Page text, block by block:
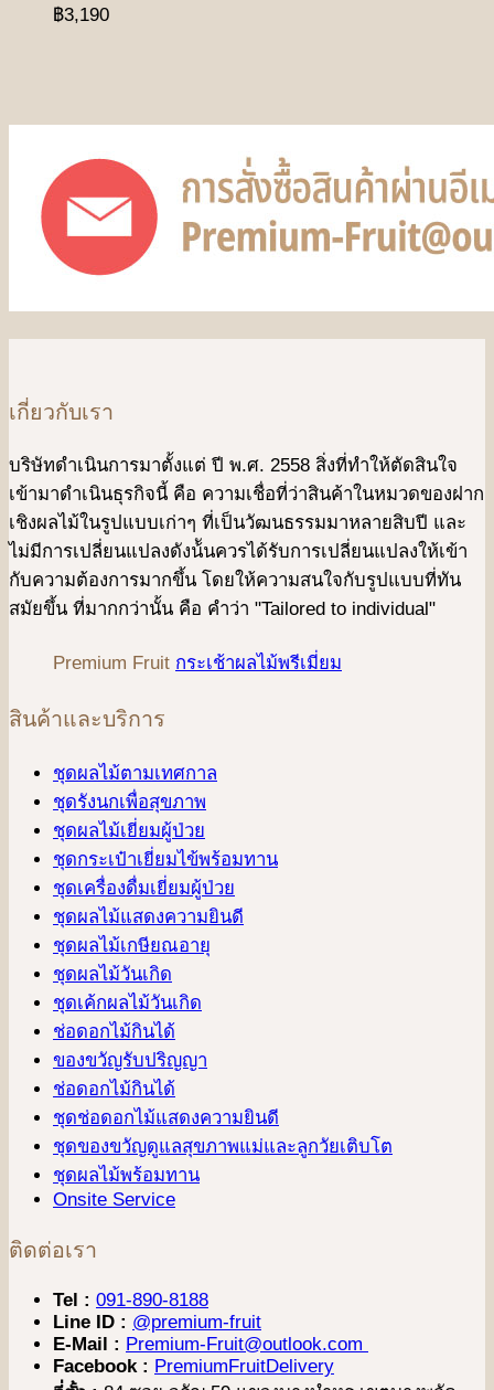
฿3,190
เกี่ยวกับเรา
บริษัทดําเนินการมาตั้งแต่ ปี พ.ศ. 2558 สิ่งที่ทำให้ตัดสินใจ
เข้ามาดําเนินธุรกิจนี้ คือ ความเชื่อที่ว่าสินค้าในหมวดของฝาก
เชิงผลไม้ในรูปแบบเก่าๆ ที่เป็นวัฒนธรรมมาหลายสิบปี และ
ไม่มีการเปลี่ยนแปลงดังน้ันควรได้รับการเปลี่ยนแปลงให้เข้า
กับความต้องการมากขึ้น โดยให้ความสนใจกับรูปแบบที่ทัน
สมัยขึ้น ที่มากกว่านั้น คือ คําว่า "Tailored to individual"
Premium Fruit กระเช้าผลไม้พรีเมี่ยม
สินค้าและบริการ
ชุดผลไม้ตามเทศกาล
ชุดรังนกเพื่อสุขภาพ
ชุดผลไม้เยี่ยมผู้ป่วย
ชุดกระเป๋าเยี่ยมไข้พร้อมทาน
ชุดเครื่องดื่มเยี่ยมผู้ป่วย
ชุดผลไม้แสดงความยินดี
ชุดผลไม้เกษียณอายุ
ชุดผลไม้วันเกิด
ชุดเค้กผลไม้วันเกิด
ช่อดอกไม้กินได้
ของขวัญรับปริญญา
ช่อดอกไม้กินได้
ชุดช่อดอกไม้แสดงความยินดี
ชุดของขวัญดูแลสุขภาพแม่และลูกวัยเติบโต
ชุดผลไม้พร้อมทาน
Onsite Service
ติดต่อเรา
Tel : 091-890-8188
Line ID : @premium-fruit
E-Mail : Premium-Fruit@outlook.com
Facebook : PremiumFruitDelivery